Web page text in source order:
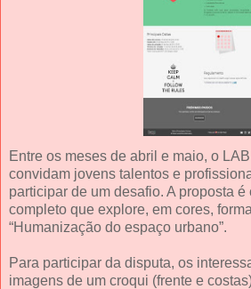
Entre os meses de abril e maio, o
convidam jovens talentos e
participar de um desafio. A proposta é
completo que explore, em cores,
“Humanização do espaço urbano”.
Para participar da disputa, os
imagens de um croqui (frente e